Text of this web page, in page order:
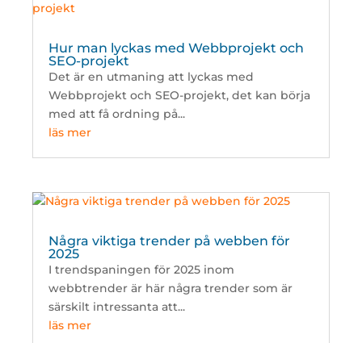
Hur man lyckas med Webbprojekt och
SEO-projekt
Det är en utmaning att lyckas med
Webbprojekt och SEO-projekt, det kan börja
med att få ordning på...
läs mer
Några viktiga trender på webben för
2025
I trendspaningen för 2025 inom
webbtrender är här några trender som är
särskilt intressanta att...
läs mer